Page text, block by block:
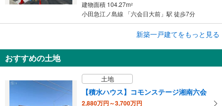
建物面積 104.27m2
小田急江ノ島線 「六会日大前」駅 徒歩7分
建物面積 105.57m
小田急江ノ島線 「六会日大前」駅 徒歩35分
新築一戸建てをもっと見る
おすすめの土地
土地
【積水ハウス】コモンステージ湘南六会
2,880万円～3,700万円